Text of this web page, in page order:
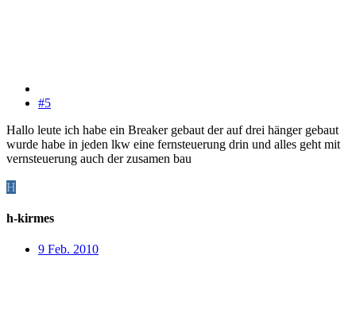
#5
Hallo leute ich habe ein Breaker gebaut der auf drei hänger gebaut
wurde habe in jeden lkw eine fernsteuerung drin und alles geht mit
vernsteuerung auch der zusamen bau
H
h-kirmes
9 Feb. 2010